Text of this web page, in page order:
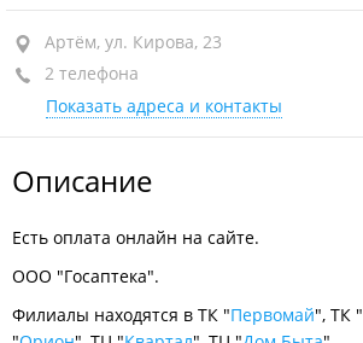
Артём, ул. Кирова, 23
2 телефона
Показать адреса и контакты
Описание
Есть оплата онлайн на сайте.
ООО "Госаптека".
Филиалы находятся в ТК "Первомай", ТК "